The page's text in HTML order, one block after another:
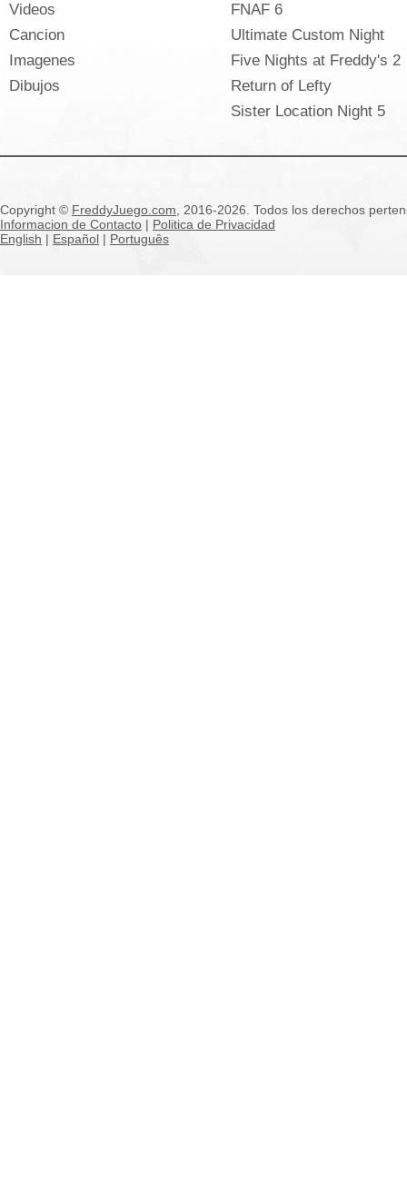
Videos
Cancion
Imagenes
Dibujos
FNAF 6
Ultimate Custom Night
Five Nights at Freddy's 2
Return of Lefty
Sister Location Night 5
Copyright © FreddyJuego.com , 2016-2026. Todos los derechos
Informacion de Contacto | Politica de Privacidad
English | Español | Português